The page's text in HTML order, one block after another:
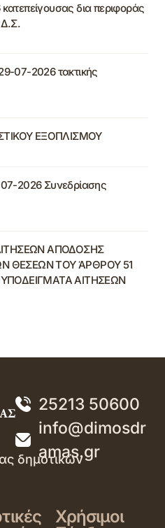
δια περιφοράς
Δ.Σ.
07-2026 τακτικής
ΕΞΟΠΛΙΣΜΟΥ
2026 Συνεδρίασης
ΑΠΟΔΟΣΗΣ
ΘΕΣΕΩΝ ΤΟΥ ΆΡΘΡΟΥ 51
ΑΙΤΗΣΕΩΝ
25213 50600
info@dimosdr
amas.gr
δημοτικών
Χρήσιμοι